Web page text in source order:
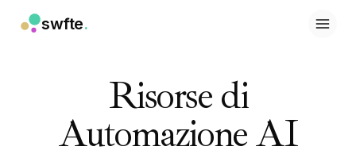
swfte.
Marketing e contenuti
Dati e analisi
Conoscenza
Risorse di
Automazione AI